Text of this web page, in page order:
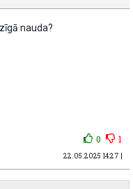
nauda?
0 1
22.05.2025 14:27 |